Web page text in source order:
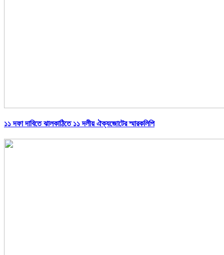
১১ দফা দাবিতে ঝালকাঠিতে ১১ দলীয় ঐক্যজোটের স্মারকলিপি